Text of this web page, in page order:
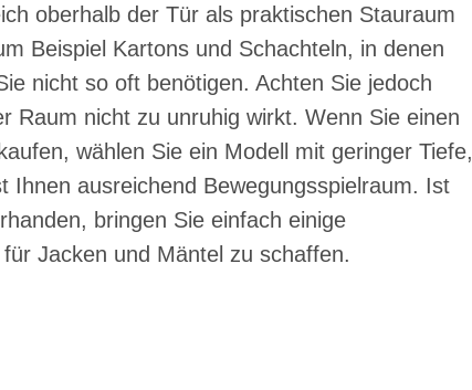
oberhalb der Tür als praktischen Stauraum
Beispiel Kartons und Schachteln, in denen
nicht so oft benötigen. Achten Sie jedoch
Raum nicht zu unruhig wirkt. Wenn Sie einen
wählen Sie ein Modell mit geringer Tiefe,
Ihnen ausreichend Bewegungsspielraum. Ist
bringen Sie einfach einige
Jacken und Mäntel zu schaffen.